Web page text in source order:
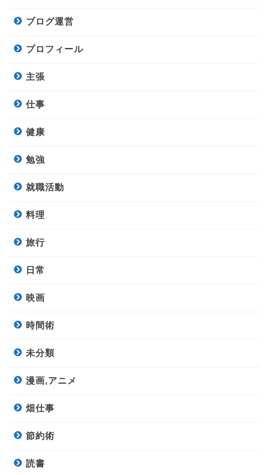
ブログ運営
プロフィール
主張
仕事
健康
勉強
就職活動
料理
旅行
日常
映画
時間術
未分類
漫画,アニメ
畑仕事
節約術
読書